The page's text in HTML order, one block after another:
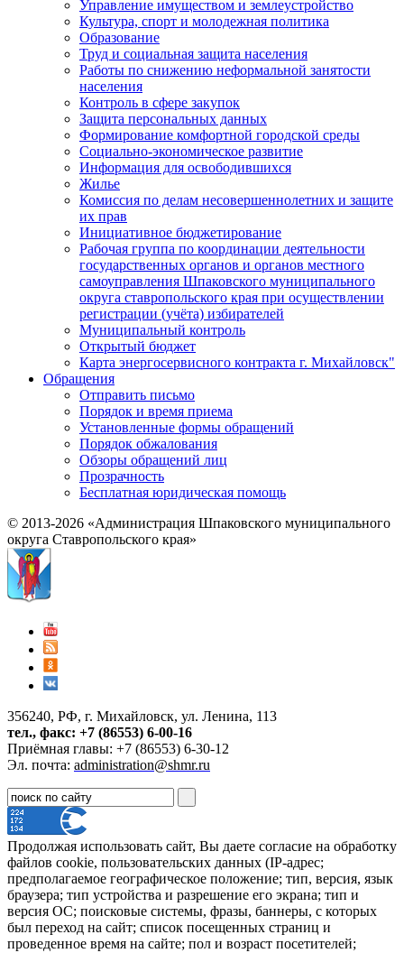
Управление имуществом и землеустройство
Культура, спорт и молодежная политика
Образование
Труд и социальная защита населения
Работы по снижению неформальной занятости
населения
Контроль в сфере закупок
Защита персональных данных
Формирование комфортной городской среды
Социально-экономическое развитие
Информация для освободившихся
Жилье
Комиссия по делам несовершеннолетних и защите
их прав
Инициативное бюджетирование
Рабочая группа по координации деятельности
государственных органов и органов местного
самоуправления Шпаковского муниципального
округа ставропольского края при осуществлении
регистрации (учёта) избирателей
Муниципальный контроль
Открытый бюджет
Карта энергосервисного контракта г. Михайловск"
Обращения
Отправить письмо
Порядок и время приема
Установленные формы обращений
Порядок обжалования
Обзоры обращений лиц
Прозрачность
Бесплатная юридическая помощь
© 2013-2026 «Администрация Шпаковского муниципального
округа Ставропольского края»
356240, РФ, г. Михайловск, ул. Ленина, 113
тел., факс: +7 (86553) 6-00-16
Приёмная главы: +7 (86553) 6-30-12
Эл. почта: administration@shmr.ru
Продолжая использовать сайт, Вы даете согласие на обработку
файлов cookie, пользовательских данных (IP-адрес;
предполагаемое географическое положение; тип, версия, язык
браузера; тип устройства и разрешение его экрана; тип и
версия ОС; поисковые системы, фразы, баннеры, с которых
был переход на сайт; список посещенных страниц и
проведенное время на сайте; пол и возраст посетителей;